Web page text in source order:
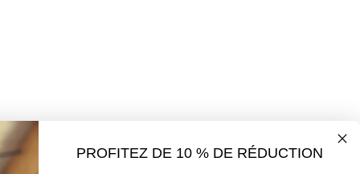
PROFITEZ DE 10 % DE RÉDUCTION